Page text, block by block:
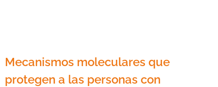
Mecanismos moleculares que
protegen a las personas con